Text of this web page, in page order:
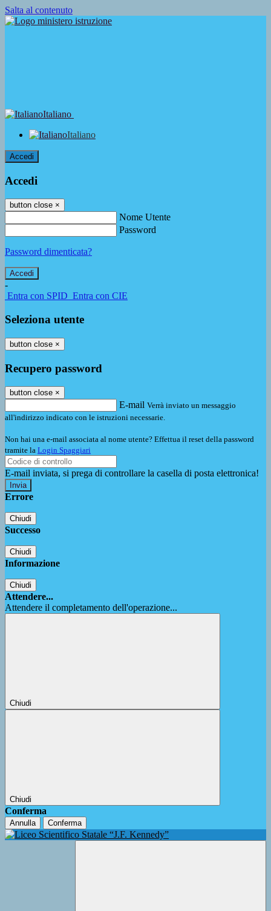
Salta al contenuto
Italiano
Italiano
Accedi
Accedi
button close ×
Nome Utente
Password
Password dimenticata?
-
Entra con SPID Entra con CIE
Seleziona utente
button close ×
Recupero password
button close ×
E-mail Verrà inviato un messaggio
all'indirizzo indicato con le istruzioni necessarie.
Non hai una e-mail associata al nome utente? Effettua il reset della password
tramite la Login Spaggiari
E-mail inviata, si prega di controllare la casella di posta elettronica!
Errore
Chiudi
Successo
Chiudi
Informazione
Chiudi
Attendere...
Attendere il completamento dell'operazione...
Chiudi
Chiudi
Conferma
Annulla Conferma